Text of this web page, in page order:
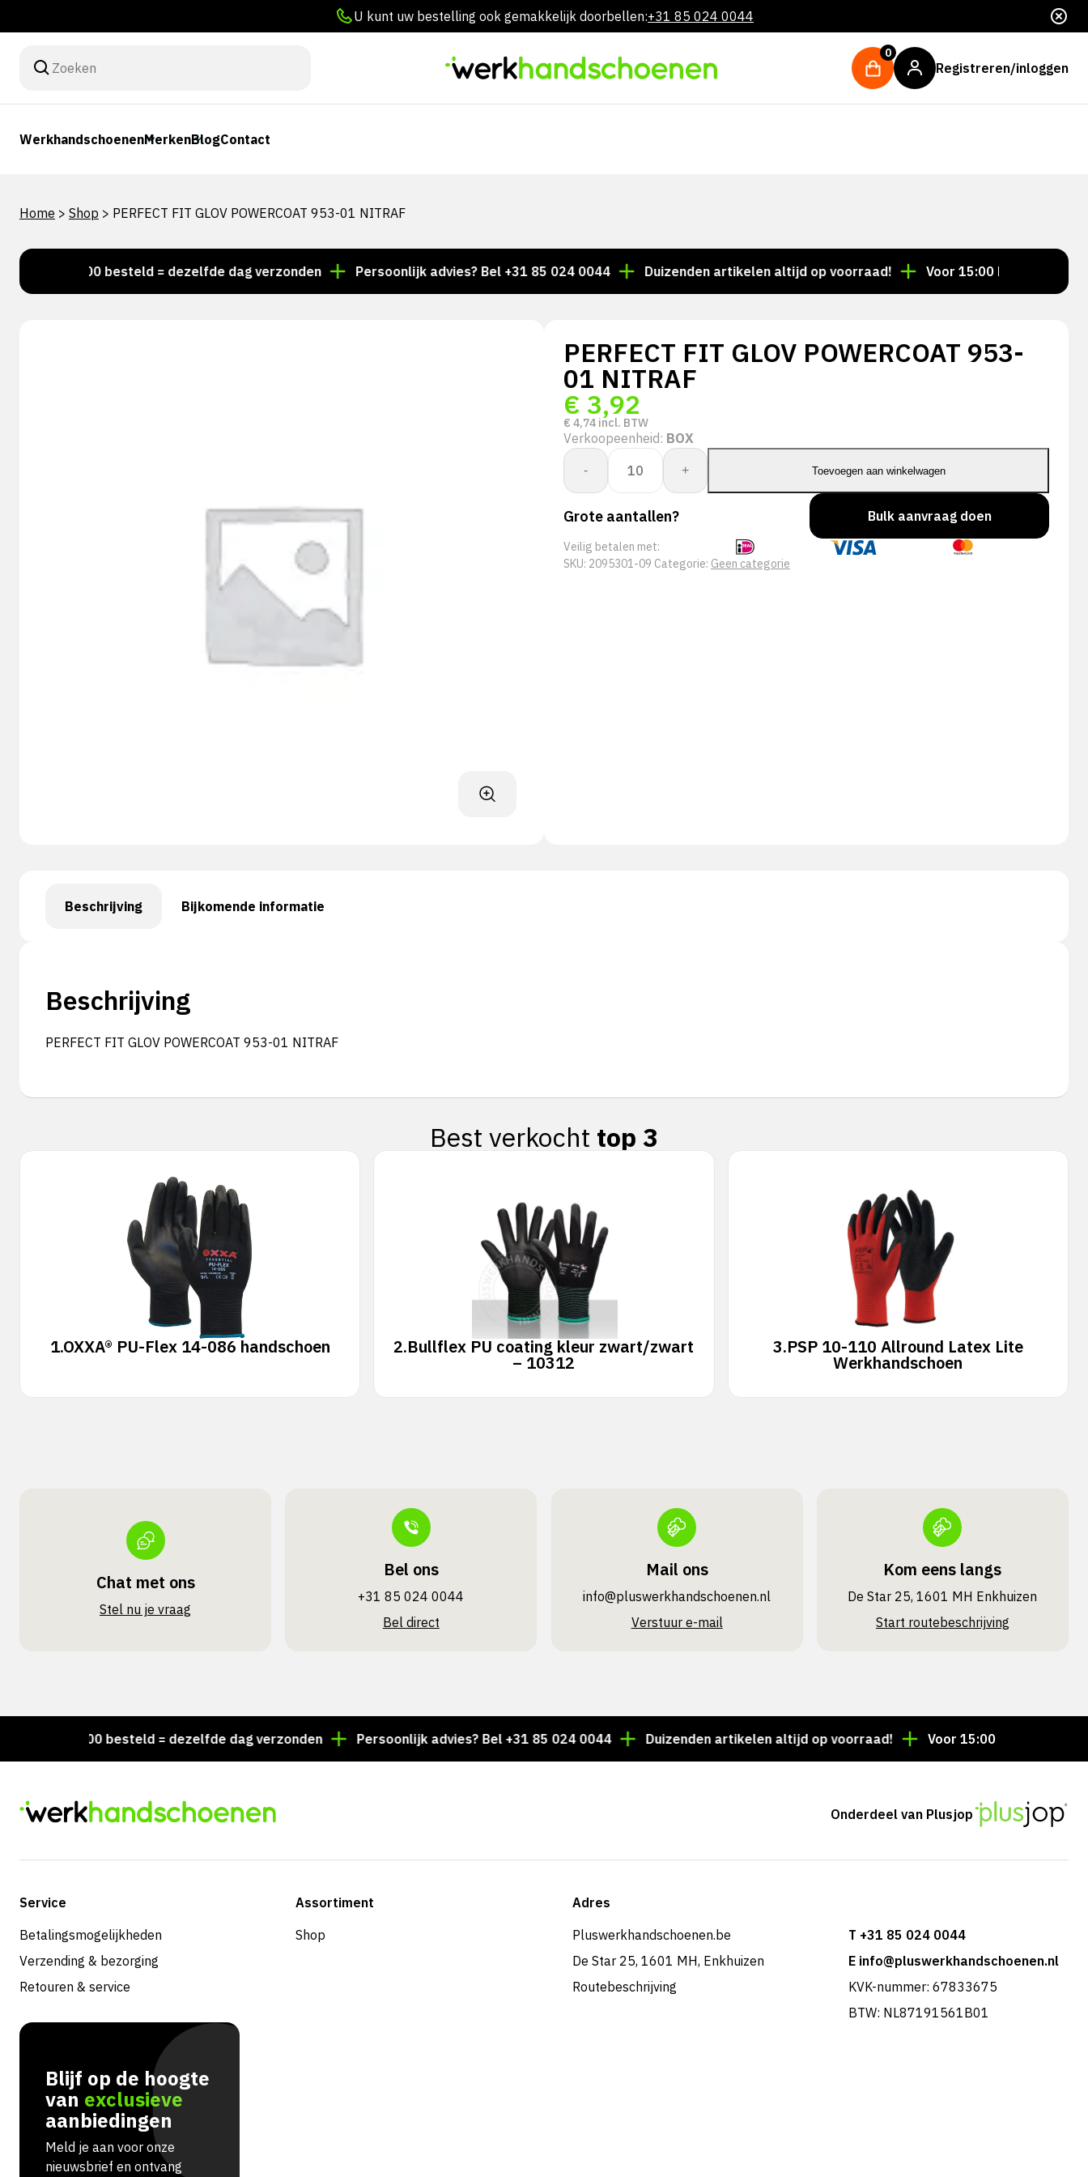
U kunt uw bestelling ook gemakkelijk doorbellen:+31 85 024 0044
0
Registreren/inloggen
WerkhandschoenenMerkenBlogContact
Home > Shop > PERFECT FIT GLOV POWERCOAT 953-01 NITRAF
15:00 besteld = dezelfde dag verzonden Persoonlijk advies? Bel +31 85 024 0044 Duizenden artikelen altijd op voorraad! Voor 15:00 besteld = dezelfde
PERFECT FIT GLOV POWERCOAT 953-
01 NITRAF
€ 3,92
€ 4,74 incl. BTW
Verkoopeenheid: BOX
-
PERFECT
GLOV
POWERCOAT
01
+ Toevoegen aan winkelwagen
Grote aantallen? Bulk aanvraag doen
Veilig betalen met:
SKU: 2095301-09 Categorie: Geen categorie
Beschrijving Bijkomende informatie
Beschrijving
PERFECT FIT GLOV POWERCOAT 953-01 NITRAF
Best verkocht top 3
1.OXXA® PU-Flex 14-086 handschoen 2.Bullflex PU coating kleur zwart/zwart
– 10312
3.PSP 10-110 Allround Latex Lite
Werkhandschoen
Chat met ons
Stel nu je vraag
Bel ons
+31 85 024 0044
Bel direct
Mail ons
info@pluswerk­handschoenen.nl
Verstuur e-mail
Kom eens langs
De Star 25, 1601 MH Enkhuizen
Start routebeschrijving
15:00 besteld = dezelfde dag verzonden Persoonlijk advies? Bel +31 85 024 0044 Duizenden artikelen altijd op voorraad! Voor 15:00 besteld = dezelfde
Onderdeel van Plusjop
Service
Betalingsmogelijkheden
Verzending & bezorging
Retouren & service
Assortiment
Shop
Adres
Pluswerkhandschoenen.be
De Star 25, 1601 MH, Enkhuizen
Routebeschrijving
T +31 85 024 0044
E info@pluswerkhandschoenen.nl
KVK-nummer: 67833675
BTW: NL87191561B01
Blijf op de hoogte
van exclusieve
aanbiedingen
Meld je aan voor onze
nieuwsbrief en ontvang